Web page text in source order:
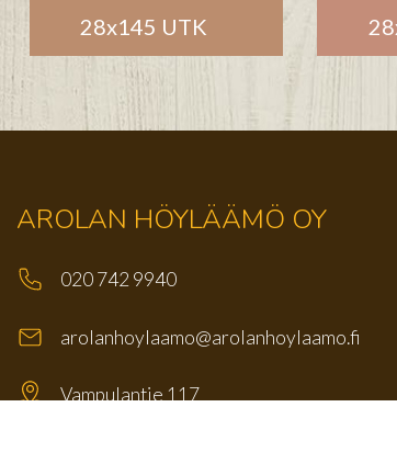
28x145 UTK
AROLAN HÖYLÄÄMÖ OY
020 742 9940
arolanhoylaamo@arolanhoylaamo.fi
Vampulantie 117